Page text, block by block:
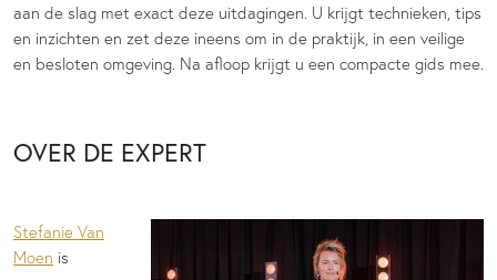
aan de slag met exact deze uitdagingen. U krijgt technieken, tips
en inzichten en zet deze ineens om in de praktijk, in een veilige
en besloten omgeving. Na afloop krijgt u een compacte gids mee.
OVER DE EXPERT
Stefanie Van
Moen is